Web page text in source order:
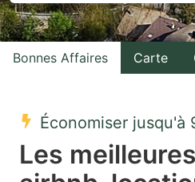
interact
with
the
select
Bonnes Affaires Carte
Économiser jusqu'à
Les